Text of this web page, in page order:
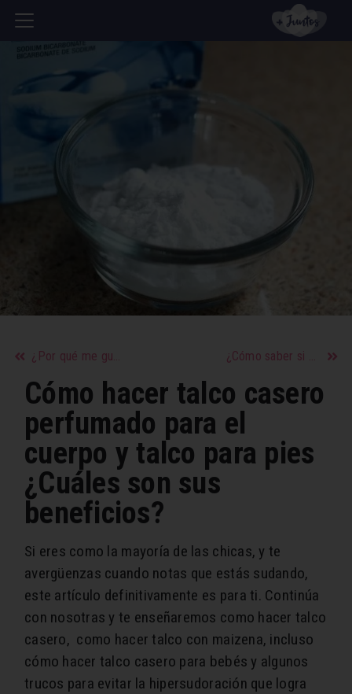
¿Por qué me gustan los hombres guapos y altos? – Ventajas de salir con un hombre más alto que yo ¿Cómo saber si un hombre te quiere o si alguien está enamorado de ti en secreto?
Cómo hacer talco casero
perfumado para el
cuerpo y talco para pies
¿Cuáles son sus
beneficios?
Si eres como la mayoría de las chicas, y te
avergüenzas cuando notas que estás sudando,
este artículo definitivamente es para ti. Continúa
con nosotras y te enseñaremos como hacer talco
casero, como hacer talco con maizena, incluso
cómo hacer talco casero para bebés y algunos
trucos para evitar la hipersudoración que logra